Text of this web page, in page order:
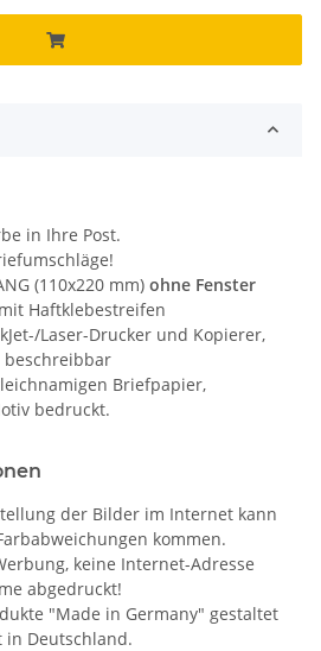
in Ihre Post.
(110x220 mm) ohne Fenster
Haftklebestreifen
Laser-Drucker und Kopierer,
beschreibbar
Briefpapier,
bedruckt.
der Bilder im Internet kann
kommen.
keine Internet-Adresse
abgedruckt!
"Made in Germany" gestaltet
Deutschland.